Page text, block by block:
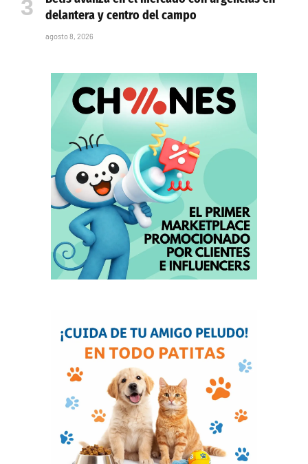
delantera y centro del campo
agosto 8, 2026